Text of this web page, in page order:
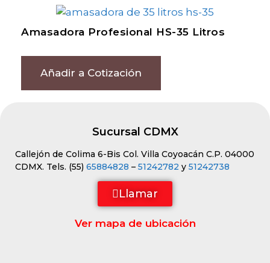
Amasadora Profesional HS-35 Litros
Añadir a Cotización
Sucursal CDMX
Callejón de Colima 6-Bis Col. Villa Coyoacán C.P. 04000
CDMX. Tels. (55) 65884828 – 51242782 y 51242738
Llamar
Ver mapa de ubicación